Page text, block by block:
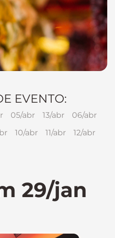
EVENTO:
05/abr 13/abr
06/abr
10/abr 11/abr 12/abr
29/jan